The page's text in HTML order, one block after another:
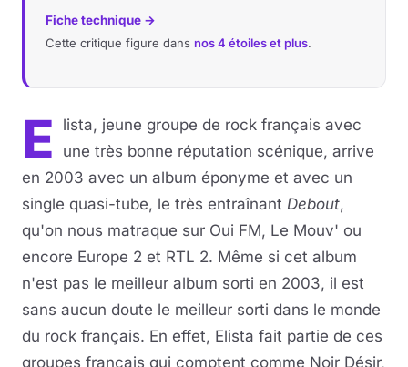
Fiche technique →
Cette critique figure dans nos 4 étoiles et plus.
E
lista, jeune groupe de rock français avec
une très bonne réputation scénique, arrive
en 2003 avec un album éponyme et avec un
single quasi-tube, le très entraînant Debout,
qu'on nous matraque sur Oui FM, Le Mouv' ou
encore Europe 2 et RTL 2. Même si cet album
n'est pas le meilleur album sorti en 2003, il est
sans aucun doute le meilleur sorti dans le monde
du rock français. En effet, Elista fait partie de ces
groupes français qui comptent comme Noir Désir,